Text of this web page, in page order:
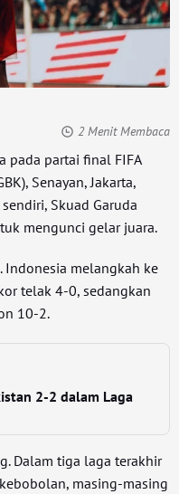
2 Menit Membaca
pada partai final FIFA
Senayan, Jakarta,
Skuad Garuda
mengunci gelar juara.
melangkah ke
telak 4-0, sedangkan
10-2.
2-2 dalam Laga
Dalam tiga laga terakhir
masing-masing